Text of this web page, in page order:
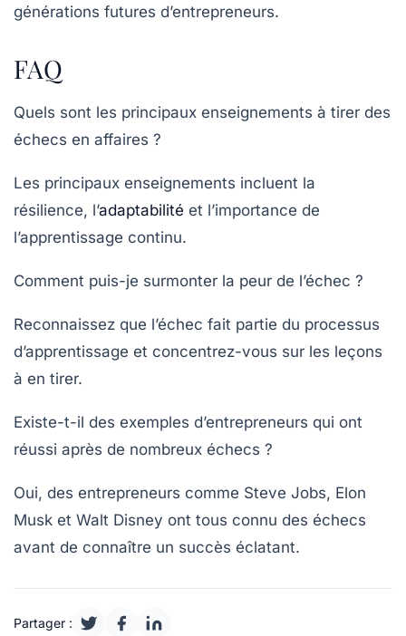
générations futures d’entrepreneurs.
FAQ
Quels sont les principaux enseignements à tirer des
échecs en affaires ?
Les principaux enseignements incluent la
résilience, l’adaptabilité et l’importance de
l’apprentissage continu.
Comment puis-je surmonter la peur de l’échec ?
Reconnaissez que l’échec fait partie du processus
d’apprentissage et concentrez-vous sur les leçons
à en tirer.
Existe-t-il des exemples d’entrepreneurs qui ont
réussi après de nombreux échecs ?
Oui, des entrepreneurs comme Steve Jobs, Elon
Musk et Walt Disney ont tous connu des échecs
avant de connaître un succès éclatant.
Partager :